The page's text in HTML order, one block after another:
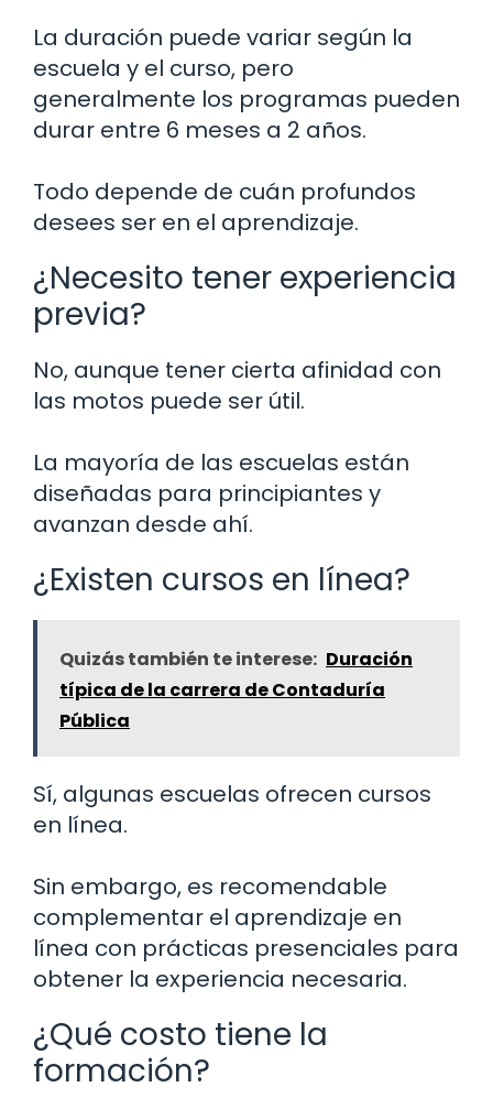
La duración puede variar según la
escuela y el curso, pero
generalmente los programas pueden
durar entre 6 meses a 2 años.
Todo depende de cuán profundos
desees ser en el aprendizaje.
¿Necesito tener experiencia
previa?
No, aunque tener cierta afinidad con
las motos puede ser útil.
La mayoría de las escuelas están
diseñadas para principiantes y
avanzan desde ahí.
¿Existen cursos en línea?
Quizás también te interese: Duración
típica de la carrera de Contaduría
Pública
Sí, algunas escuelas ofrecen cursos
en línea.
Sin embargo, es recomendable
complementar el aprendizaje en
línea con prácticas presenciales para
obtener la experiencia necesaria.
¿Qué costo tiene la
formación?